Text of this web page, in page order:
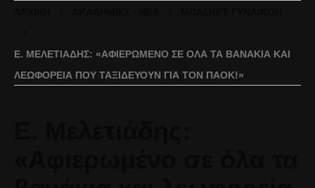
Ε. ΜΕΛΕΤΙΆΔΗΣ: «ΑΦΙΕΡΩΜΈΝΟ ΣΕ ΌΛΑ ΤΑ ΒΑΝΆΚΙΑ ΚΑΙ
ΛΕΩΦΟΡΕΊΑ ΠΟΥ ΤΑΞΙΔΕΎΟΥΝ ΓΙΑ ΤΟΝ ΠΑΟΚ!»